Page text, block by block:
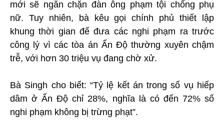
mới sẽ ngăn chặn đàn ông phạm tội chống phụ
nữ. Tuy nhiên, bà kêu gọi chính phủ thiết lập
khung thời gian để đưa các nghi phạm ra trước
công lý vì các tòa án Ấn Độ thường xuyên chậm
trễ, với hơn 30 triệu vụ đang chờ xử.
Bà Singh cho biết: “Tỷ lệ kết án trong số vụ hiếp
dâm ở Ấn Độ chỉ 28%, nghĩa là có đến 72% số
nghi phạm không bị trừng phạt”.